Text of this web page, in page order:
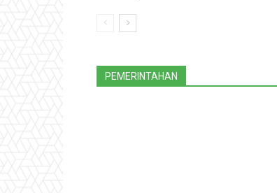
PEMERINTAHAN